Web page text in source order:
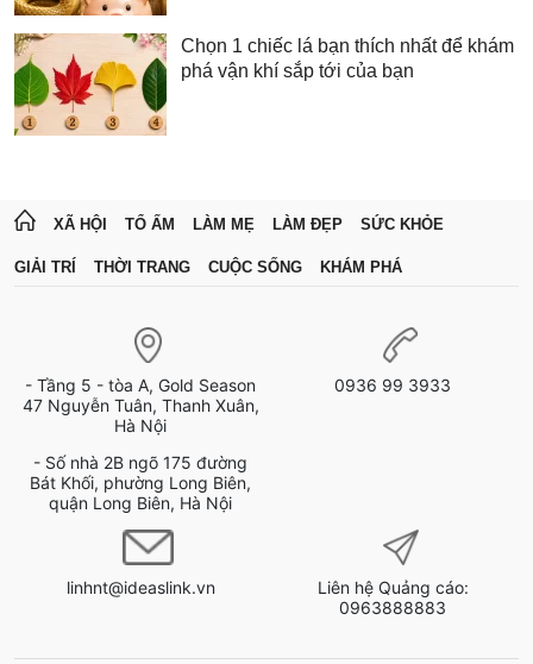
Chọn 1 chiếc lá bạn thích nhất để khám
phá vận khí sắp tới của bạn
XÃ HỘI TỔ ẤM LÀM MẸ LÀM ĐẸP SỨC KHỎE
GIẢI TRÍ THỜI TRANG CUỘC SỐNG KHÁM PHÁ
- Tầng 5 - tòa A, Gold Season
47 Nguyễn Tuân, Thanh Xuân,
Hà Nội
- Số nhà 2B ngõ 175 đường
Bát Khối, phường Long Biên,
quận Long Biên, Hà Nội
0936 99 3933
linhnt@ideaslink.vn
Liên hệ Quảng cáo:
0963888883